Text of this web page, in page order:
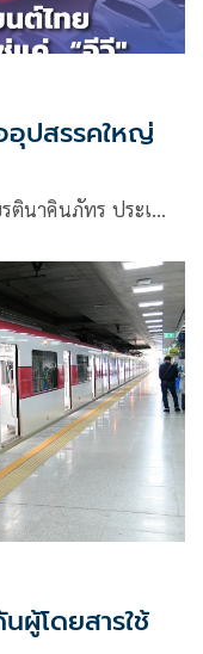
อุปสรรคใหญ่
รตินาคินภัทร ประเ…
ผู้โดยสารใช้